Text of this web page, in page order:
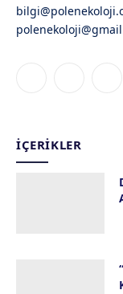
İÇERIKLER